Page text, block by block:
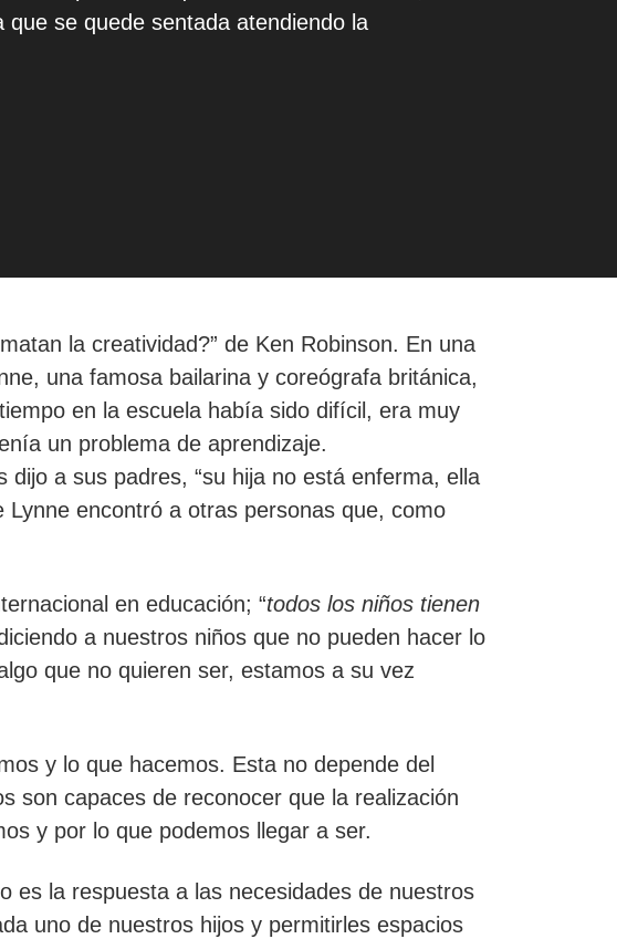
que se quede sentada atendiendo la
la creatividad?” de Ken Robinson. En una
una famosa bailarina y coreógrafa británica,
en la escuela había sido difícil, era muy
un problema de aprendizaje.
a sus padres, “su hija no está enferma, ella
Lynne encontró a otras personas que, como
en educación; “todos los niños tienen
a nuestros niños que no pueden hacer lo
que no quieren ser, estamos a su vez
y lo que hacemos. Esta no depende del
son capaces de reconocer que la realización
y por lo que podemos llegar a ser.
es la respuesta a las necesidades de nuestros
uno de nuestros hijos y permitirles espacios